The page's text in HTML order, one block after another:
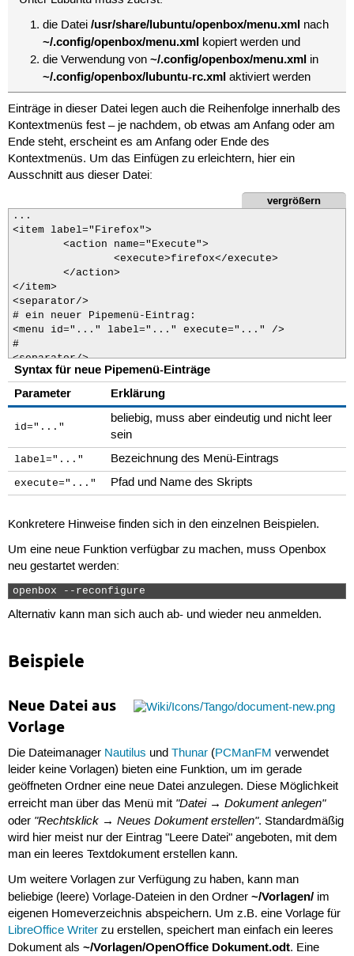
die Datei /usr/share/lubuntu/openbox/menu.xmlnach
~/.config/openbox/menu.xmlkopiert werden und
die Verwendung von ~/.config/openbox/menu.xmlin
~/.config/openbox/lubuntu-rc.xmlaktiviert werden
Einträge in dieser Datei legen auch die Reihenfolge innerhalb des
Kontextmenüs fest – je nachdem, ob etwas am Anfang oder am
Ende steht, erscheint es am Anfang oder Ende des
Kontextmenüs. Um das Einfügen zu erleichtern, hier ein
Ausschnitt aus dieser Datei:
vergrößern
...
<item label="Firefox">
</item>
<separator/>
# ein neuer Pipemenü-Eintrag:
<menu id="..." label="..." execute="..." />
#
<separator/>
...
Syntax für neue Pipemenü-Einträge
Parameter
Erklärung
id="..."
beliebig, muss aber eindeutig und nicht leer
sein
label="..." Bezeichnung des Menü-Eintrags
execute="..." Pfad und Name des Skripts
Konkretere Hinweise finden sich in den einzelnen Beispielen.
Um eine neue Funktion verfügbar zu machen, muss Openbox
neu gestartet werden:
openbox --reconfigure
Alternativ kann man sich auch ab- und wieder neu anmelden.
Beispiele
Neue Datei aus
Vorlage
Die Dateimanager Nautilus und Thunar(PCManFM verwendet
leider keine Vorlagen) bieten eine Funktion, um im gerade
geöffneten Ordner eine neue Datei anzulegen. Diese Möglichkeit
erreicht man über das Menü mit "Datei → Dokument anlegen"
oder "Rechtsklick → Neues Dokument erstellen". Standardmäßig
wird hier meist nur der Eintrag "Leere Datei" angeboten, mit dem
man ein leeres Textdokument erstellen kann.
Um weitere Vorlagen zur Verfügung zu haben, kann man
beliebige (leere) Vorlage-Dateien in den Ordner ~/Vorlagen/im
eigenen Homeverzeichnis abspeichern. Um z.B. eine Vorlage für
LibreOffice Writerzu erstellen, speichert man einfach ein leeres
Dokument als ~/Vorlagen/OpenOffice Dokument.odt. Eine